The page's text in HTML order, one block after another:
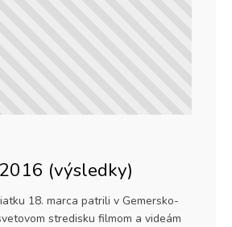
(výsledky)
18. marca patrili v Gemersko-
stredisku filmom a videám